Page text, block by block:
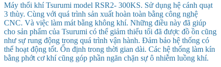
Máy thổi khí Tsurumi model RSR2- 300KS. Sử dụng hệ cánh quạt
3 thùy. Cùng với quá trình sản xuất hoàn toàn bằng công nghệ
CNC. Và việc làm mát bằng không khí. Những điều này đã giúp
cho sản phẩm của Tsurumi có thể giảm thiểu tối đã được đồ ồn cũng
như sự rung động trong quá trình vận hành. Đảm bảo hệ thống có
thể hoạt động tốt. Ổn định trong thời gian dài. Các hệ thống làm kín
bằng phớt cơ khí cũng góp phần ngăn chặn sự ô nhiễm luồng khí.